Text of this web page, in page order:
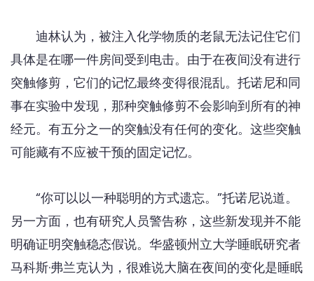
迪林认为，被注入化学物质的老鼠无法记住它们
具体是在哪一件房间受到电击。由于在夜间没有进行
突触修剪，它们的记忆最终变得很混乱。托诺尼和同
事在实验中发现，那种突触修剪不会影响到所有的神
经元。有五分之一的突触没有任何的变化。这些突触
可能藏有不应被干预的固定记忆。
“你可以以一种聪明的方式遗忘。”托诺尼说道。
另一方面，也有研究人员警告称，这些新发现并不能
明确证明突触稳态假说。华盛顿州立大学睡眠研究者
马科斯·弗兰克认为，很难说大脑在夜间的变化是睡眠